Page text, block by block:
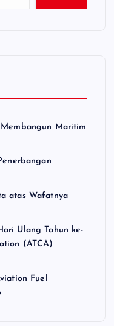
Maritim
atas Wafatnya
Ulang Tahun ke-
(ATCA)
Fuel